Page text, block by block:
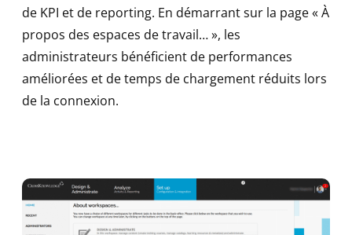
de KPI et de reporting. En démarrant sur la page « À
propos des espaces de travail… », les
administrateurs bénéficient de performances
améliorées et de temps de chargement réduits lors
de la connexion.